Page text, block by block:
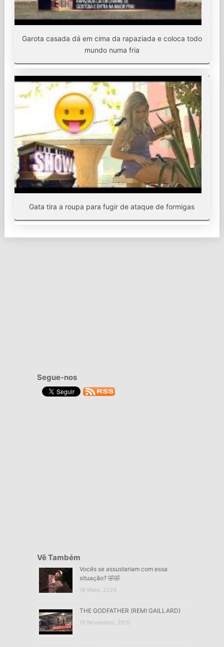
Garota casada dá em cima da rapaziada e coloca todo
mundo numa fria
Gata tira a roupa para fugir de ataque de formigas
Segue-nos
Vê Também
Vocês se assustariam com essa
situação? 🤣🤣
18 Maio, 2026
THE GODFATHER (REMI GAILLARD)
19 Novembro, 2010